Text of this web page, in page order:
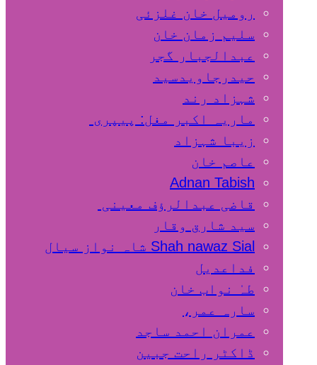
رومیل خان غلزئی
سلیم زمان خان
عبدالجبار گجر
حیدرجاویدسید
شہزاد رند
ماریہ اکبر مغل: پیپری
زیبا شہزاد
عاصم خان
Adnan Tabish
قاضی عبدالرؤف معینی
سید شارق وقار
Shah nawaz Sial شاہ نواز سیال
فداعدیل
طہٰ نواب خان
سارہ عمر،
عمران احمد ساجد
ڈاکٹر راحت جبین